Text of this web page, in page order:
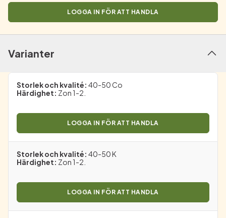
LOGGA IN FÖR ATT HANDLA
Varianter
Storlek och kvalité: 40-50 Co
Härdighet: Zon 1-2.
LOGGA IN FÖR ATT HANDLA
Storlek och kvalité: 40-50 K
Härdighet: Zon 1-2.
LOGGA IN FÖR ATT HANDLA